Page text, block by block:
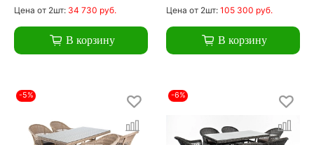
Цена от 2шт: 34 730 руб.
В корзину
Цена от 2шт: 105 300 руб.
В корзину
-5% -6%